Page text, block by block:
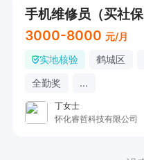
手机维修员（买社
3000-8000 元/月
实地核验 鹤城区
全勤奖
...
丁女士
怀化睿哲科技有限公司